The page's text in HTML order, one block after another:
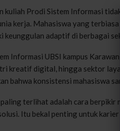
kuliah Prodi Sistem Informasi
kerja. Mahasiswa yang
keunggulan adaptif di berbagai
Informasi UBSI kampus
kreatif digital, hingga sektor
bahwa konsistensi mahasiswa
paling terlihat adalah cara berpikir
Itu bekal penting untuk karier